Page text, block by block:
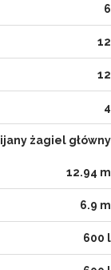
6
12
12
4
żagiel główny
12.94 m
6.9 m
600 l